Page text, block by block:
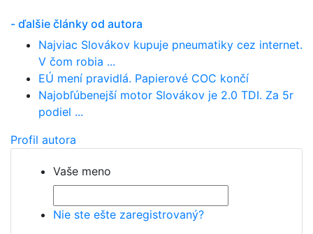
- ďalšie články od autora
Najviac Slovákov kupuje pneumatiky cez internet.
V čom robia ...
EÚ mení pravidlá. Papierové COC končí
Najobľúbenejší motor Slovákov je 2.0 TDI. Za 5r
podiel ...
Profil autora
Vaše meno
Nie ste ešte zaregistrovaný?